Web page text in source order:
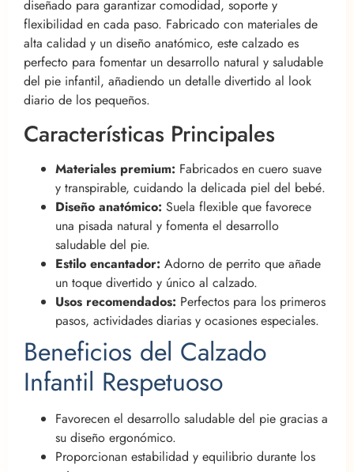
diseñado para garantizar comodidad, soporte y
flexibilidad en cada paso. Fabricado con materiales de
alta calidad y un diseño anatómico, este calzado es
perfecto para fomentar un desarrollo natural y saludable
del pie infantil, añadiendo un detalle divertido al look
diario de los pequeños.
Características Principales
Materiales premium: Fabricados en cuero suave
y transpirable, cuidando la delicada piel del bebé.
Diseño anatómico: Suela flexible que favorece
una pisada natural y fomenta el desarrollo
saludable del pie.
Estilo encantador: Adorno de perrito que añade
un toque divertido y único al calzado.
Usos recomendados: Perfectos para los primeros
pasos, actividades diarias y ocasiones especiales.
Beneficios del Calzado
Infantil Respetuoso
Favorecen el desarrollo saludable del pie gracias a
su diseño ergonómico.
Proporcionan estabilidad y equilibrio durante los